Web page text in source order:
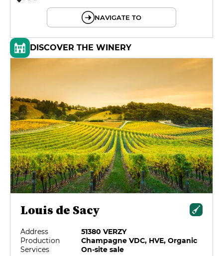
NAVIGATE TO
DISCOVER THE WINERY
Louis de Sacy
Address
51380 VERZY
Production
Champagne VDC, HVE, Organic
Services
On-site sale